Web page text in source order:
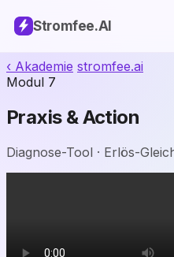
Stromfee.AI
‹ Akademie stromfee.ai
Modul 7
Praxis & Action
Diagnose-Tool · Erlös-